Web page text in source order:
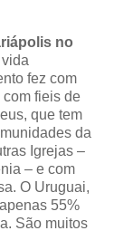
no
fez com
fieis de
que tem
da
Igrejas –
– e com
O Uruguai,
55%
São muitos